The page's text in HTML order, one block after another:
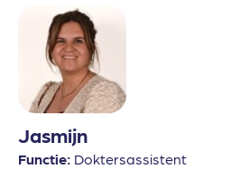
Jasmijn
Functie: Doktersassistent